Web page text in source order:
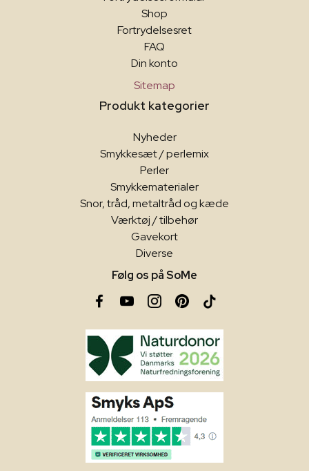
Shop
Fortrydelsesret
FAQ
Din konto
Sitemap
Produkt kategorier
Nyheder
Smykkesæt / perlemix
Perler
Smykkematerialer
Snor, tråd, metaltråd og kæde
Værktøj / tilbehør
Gavekort
Diverse
Følg os på SoMe